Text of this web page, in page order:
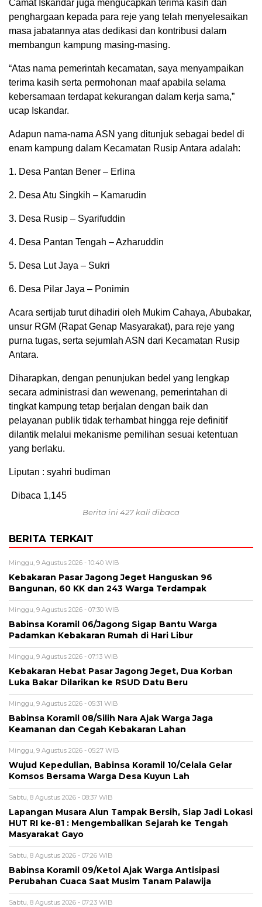
Camat Iskandar juga mengucapkan terima kasih dan
penghargaan kepada para reje yang telah menyelesaikan
masa jabatannya atas dedikasi dan kontribusi dalam
membangun kampung masing-masing.
“Atas nama pemerintah kecamatan, saya menyampaikan
terima kasih serta permohonan maaf apabila selama
kebersamaan terdapat kekurangan dalam kerja sama,”
ucap Iskandar.
Adapun nama-nama ASN yang ditunjuk sebagai bedel di
enam kampung dalam Kecamatan Rusip Antara adalah:
1. Desa Pantan Bener – Erlina
2. Desa Atu Singkih – Kamarudin
3. Desa Rusip – Syarifuddin
4. Desa Pantan Tengah – Azharuddin
5. Desa Lut Jaya – Sukri
6. Desa Pilar Jaya – Ponimin
Acara sertijab turut dihadiri oleh Mukim Cahaya, Abubakar,
unsur RGM (Rapat Genap Masyarakat), para reje yang
purna tugas, serta sejumlah ASN dari Kecamatan Rusip
Antara.
Diharapkan, dengan penunjukan bedel yang lengkap
secara administrasi dan wewenang, pemerintahan di
tingkat kampung tetap berjalan dengan baik dan
pelayanan publik tidak terhambat hingga reje definitif
dilantik melalui mekanisme pemilihan sesuai ketentuan
yang berlaku.
Liputan : syahri budiman
Dibaca 1,145
Berita ini 427 kali dibaca
BERITA TERKAIT
Minggu, 9 Agustus 2026 - 10:40 WIB
‎Kebakaran Pasar Jagong Jeget Hanguskan 96
Bangunan, 60 KK dan 243 Warga Terdampak
Minggu, 9 Agustus 2026 - 07:30 WIB
Babinsa Koramil 06/Jagong Sigap Bantu Warga
Padamkan Kebakaran Rumah di Hari Libur
Minggu, 9 Agustus 2026 - 07:13 WIB
‎Kebakaran Hebat Pasar Jagong Jeget, Dua Korban
Luka Bakar Dilarikan ke RSUD Datu Beru
Minggu, 9 Agustus 2026 - 05:31 WIB
‎Babinsa Koramil 08/Silih Nara Ajak Warga Jaga
Keamanan dan Cegah Kebakaran Lahan
Minggu, 9 Agustus 2026 - 05:27 WIB
‎Wujud Kepedulian, Babinsa Koramil 10/Celala Gelar
Komsos Bersama Warga Desa Kuyun Lah
Sabtu, 8 Agustus 2026 - 08:37 WIB
Lapangan Musara Alun Tampak Bersih, Siap Jadi Lokasi
HUT RI ke-81 : Mengembalikan Sejarah ke Tengah
Masyarakat Gayo
Sabtu, 8 Agustus 2026 - 07:26 WIB
‎Babinsa Koramil 09/Ketol Ajak Warga Antisipasi
Perubahan Cuaca Saat Musim Tanam Palawija
Sabtu, 8 Agustus 2026 - 07:23 WIB